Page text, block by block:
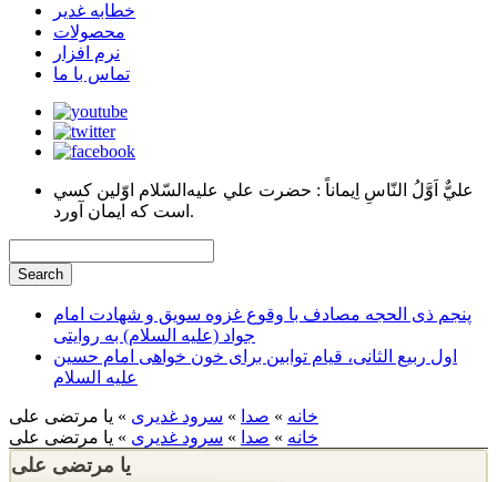
خطابه غدیر
محصولات
نرم افزار
تماس با ما
عليٌّ اَوَّلُ النّاسِ اِيماناً : حضرت علي عليه‌السّلام اوّلين كسي
است كه ايمان آورد.
پنجم ذی الحجه مصادف با وقوع غزوه سویق و شهادت امام
جواد (علیه السلام) به روایتی
اول ربیع الثانی، قیام توابین برای خون خواهی امام حسین
علیه السلام
خانه » صدا » سرود غدیری » یا مرتضی علی
خانه » صدا » سرود غدیری » یا مرتضی علی
یا مرتضی علی